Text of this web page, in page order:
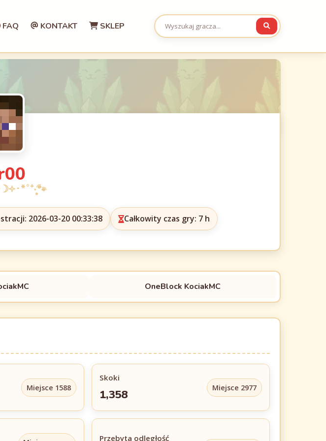
FAQ KONTAKT SKLEP
2026-03-20 00:33:38 Całkowity czas gry: 7 h
OneBlock KociakMC
Miejsce 1588
Skoki
1,358 Miejsce 2977
Przebyta odległość